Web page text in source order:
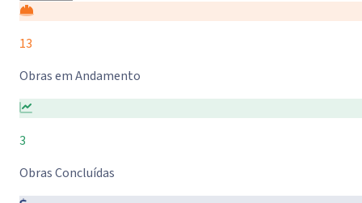
13
Obras em Andamento
3
Obras Concluídas